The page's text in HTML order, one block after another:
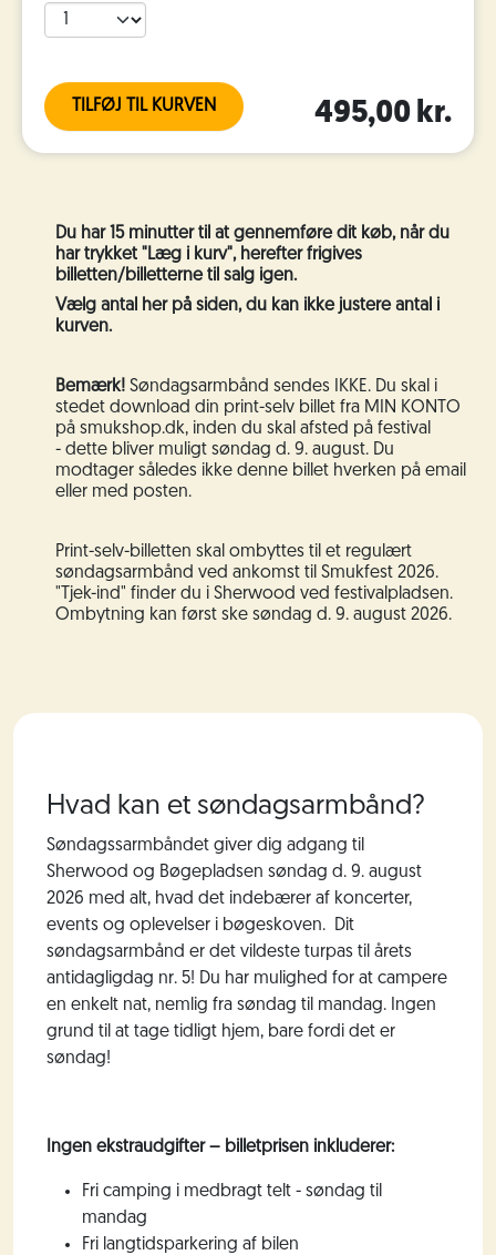
TILFØJ TIL KURVEN 495,00 kr.
Du har 15 minutter til at gennemføre dit køb, når du
har trykket "Læg i kurv", herefter frigives
billetten/billetterne til salg igen.
Vælg antal her på siden, du kan ikke justere antal i
kurven.
Bemærk! Søndagsarmbånd sendes IKKE. Du skal i
stedet download din print-selv billet fra MIN KONTO
på smukshop.dk, inden du skal afsted på festival
- dette bliver muligt søndag d. 9. august. Du
modtager således ikke denne billet hverken på email
eller med posten.
Print-selv-billetten skal ombyttes til et regulært
søndagsarmbånd ved ankomst til Smukfest 2026.
"Tjek-ind" finder du i Sherwood ved festivalpladsen.
Ombytning kan først ske søndag d. 9. august 2026.
Hvad kan et søndagsarmbånd?
Søndagssarmbåndet giver dig adgang til
Sherwood og Bøgepladsen søndag d. 9. august
2026 med alt, hvad det indebærer af koncerter,
events og oplevelser i bøgeskoven. Dit
søndagsarmbånd er det vildeste turpas til årets
antidagligdag nr. 5! Du har mulighed for at campere
en enkelt nat, nemlig fra søndag til mandag. Ingen
grund til at tage tidligt hjem, bare fordi det er
søndag!
Ingen ekstraudgifter – billetprisen inkluderer:
Fri camping i medbragt telt - søndag til
mandag
Fri langtidsparkering af bilen